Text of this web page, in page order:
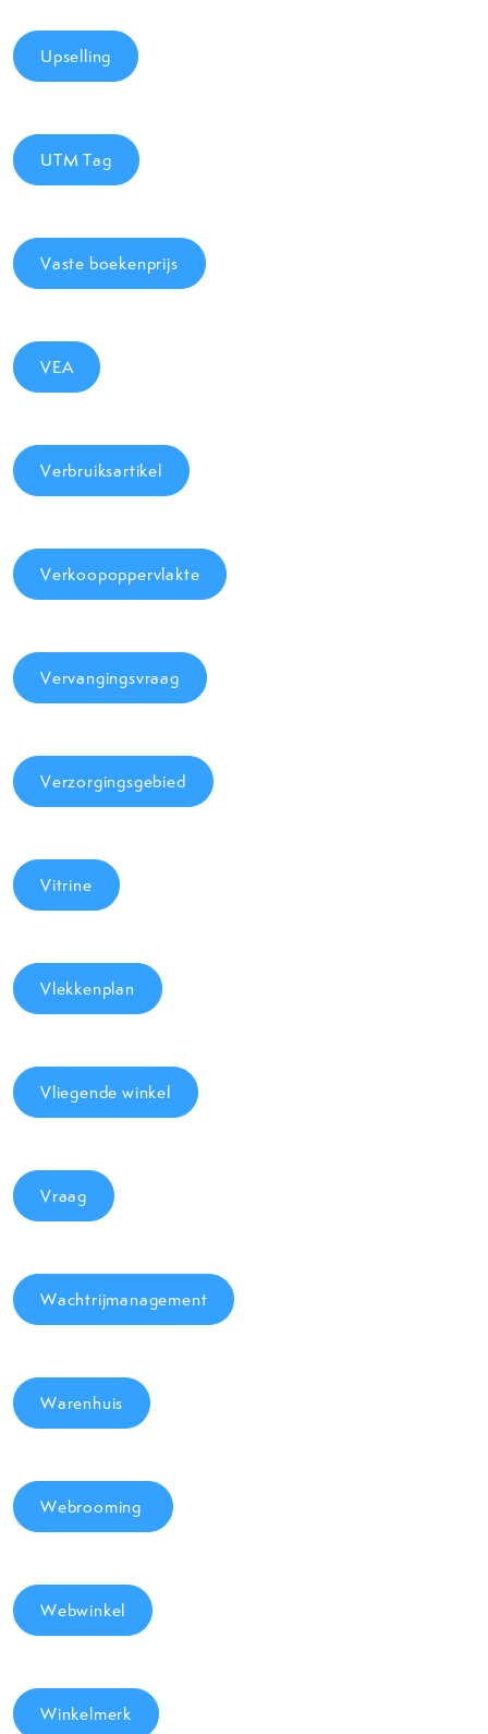
Upselling
UTM Tag
Vaste boekenprijs
VEA
Verbruiksartikel
Verkoopoppervlakte
Vervangingsvraag
Verzorgingsgebied
Vitrine
Vlekkenplan
Vliegende winkel
Vraag
Wachtrijmanagement
Warenhuis
Webrooming
Webwinkel
Winkelmerk